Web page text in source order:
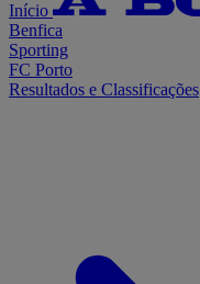
Início
Benfica
Sporting
FC Porto
Resultados e Classificações